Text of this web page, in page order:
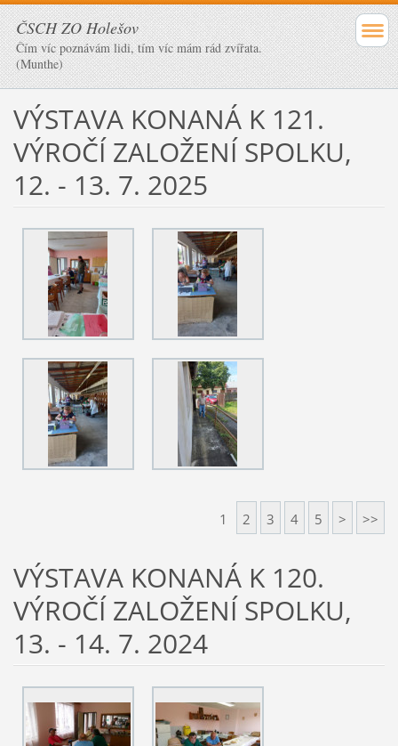
ČSCH ZO Holešov
Čím víc poznávám lidi, tím víc mám rád zvířata.
(Munthe)
VÝSTAVA KONANÁ K 121.
VÝROČÍ ZALOŽENÍ SPOLKU,
12. - 13. 7. 2025
1 2 3 4 5 > >>
VÝSTAVA KONANÁ K 120.
VÝROČÍ ZALOŽENÍ SPOLKU,
13. - 14. 7. 2024